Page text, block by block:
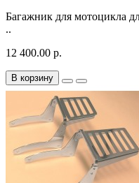
Багажник для мотоцикла
..
12 400.00 р.
В корзину